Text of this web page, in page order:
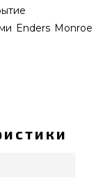
Enders Monroe
Германия
в онлайн
Выгодные